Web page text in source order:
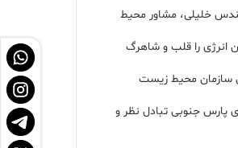
خلیلی، مشاور محیط
انرژی را قلب و شاهرگ
سازمان محیط زیست
پارس جنوبی تبادل نظر و